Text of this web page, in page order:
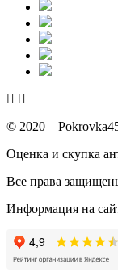
© 2020 –
Оценка и скупка
Все права
Информация на